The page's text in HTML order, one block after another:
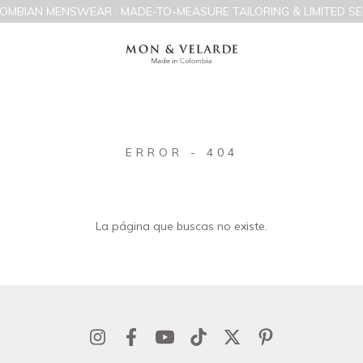
MENSWEAR · MADE-TO-MEASURE TAILORING & LIMITED
ERROR - 404
La página que buscas no existe.